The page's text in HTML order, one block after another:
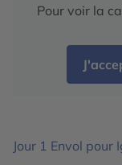
Pour voir la
Jour 1 Envol pour